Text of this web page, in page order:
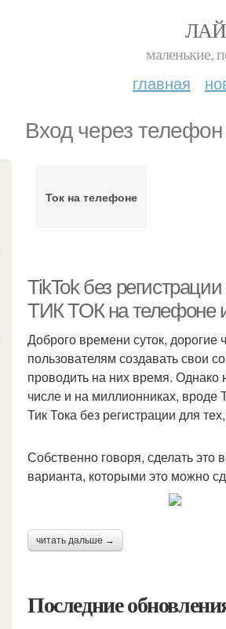
маленькие,
главная
Вход через телефон
Ток на телефоне
TikTok без
ТИК ТОК на телефоне
Доброго времени суток, дорогие
пользователям создавать свои
проводить на них время. Однако
числе и на миллионниках, вроде
Тик Тока без регистрации для
Собственно говоря, сделать
варианта, которыми это можно
читать дальше →
Последние